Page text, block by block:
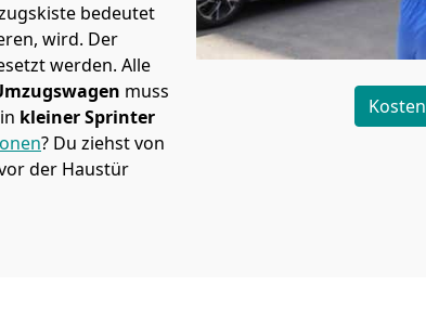
bedeutet
wird. Der
werden. Alle
muss
kleiner Sprinter
? Du ziehst von
der Haustür